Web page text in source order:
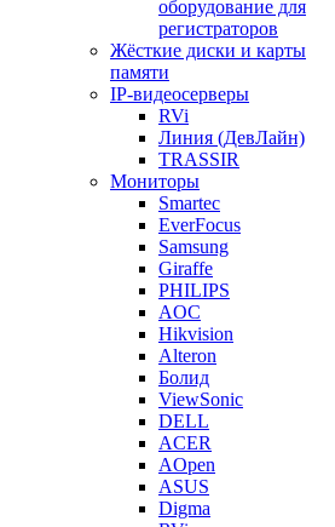
оборудование для
регистраторов
Жёсткие диски и карты
памяти
IP-видеосерверы
RVi
Линия (ДевЛайн)
TRASSIR
Мониторы
Smartec
EverFocus
Samsung
Giraffe
PHILIPS
AOC
Hikvision
Alteron
Болид
ViewSonic
DELL
ACER
AOpen
ASUS
Digma